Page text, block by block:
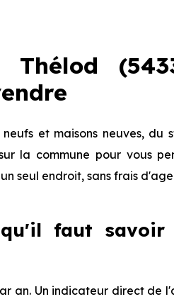
Thélod
et maisons neuves, du
la commune pour vous
seul endroit, sans frais
faut savoir
an. Un indicateur direct de